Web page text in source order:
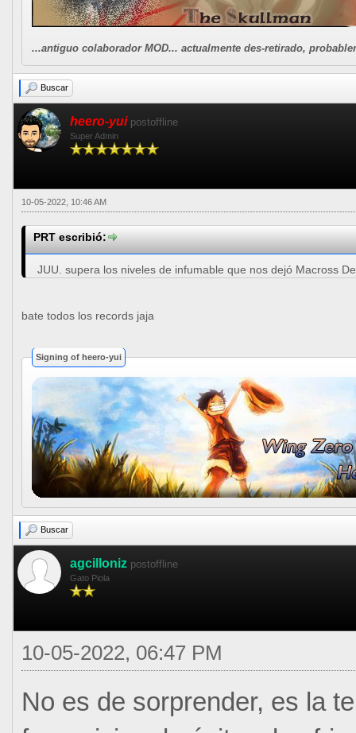
...antiguo colaborador MOD... actualmente des-retirado,
Buscar
heero-yui postoffline
Super Admin
10-05-2022, 10:46 AM
PRT escribió:
JUU. supera los niveles de infumable que nos dejó Macross
bate todos los records jaja
Signing of heero-yui
Buscar
agcilloniz postoffline
Gato Piola
10-05-2022, 06:47 PM
No es de sorprender, es la